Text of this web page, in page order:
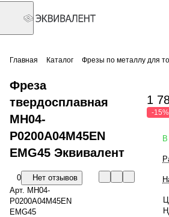
Главная Каталог Фрезы по металлу для
Фреза
твердосплавная
MH04-
P0200A04M45EN
EMG45 Эквивалент
0
Нет отзывов
Арт. MH04-
P0200A04M45EN
EMG45
1
-15%